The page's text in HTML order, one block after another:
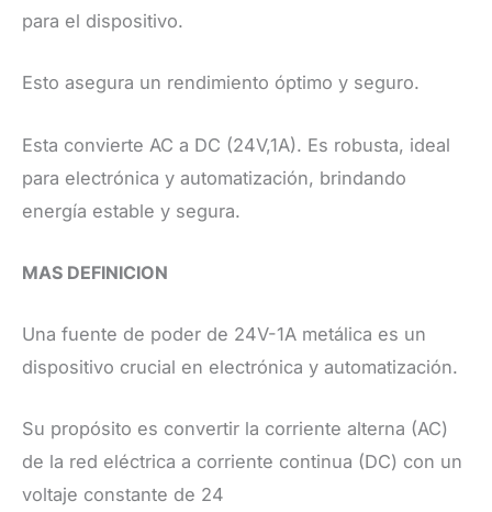
para el dispositivo.
Esto asegura un rendimiento óptimo y seguro.
Esta convierte AC a DC (24V,1A). Es robusta, ideal
para electrónica y automatización, brindando
energía estable y segura.
MAS DEFINICION
Una fuente de poder de 24V-1A metálica es un
dispositivo crucial en electrónica y automatización.
Su propósito es convertir la corriente alterna (AC)
de la red eléctrica a corriente continua (DC) con un
voltaje constante de 24